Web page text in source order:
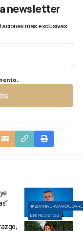
newsletter
más exclusivas.
ENTREVISTAS